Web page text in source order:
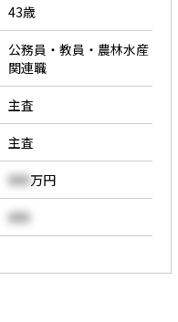
43歳
公務員・教員・農林水産
関連職
主査
主査
000 万円
000